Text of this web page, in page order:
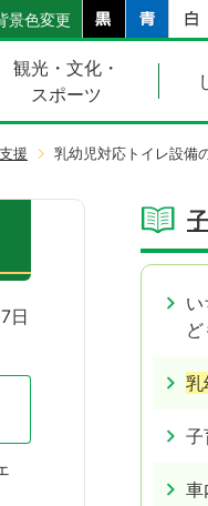
景色変更
観光・文化・
スポーツ
援 乳幼児対応トイレ設備
日
乳
子
車